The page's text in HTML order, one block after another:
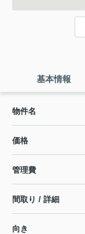
基本情報
物件名
価格
管理費
間取り / 詳細
向き